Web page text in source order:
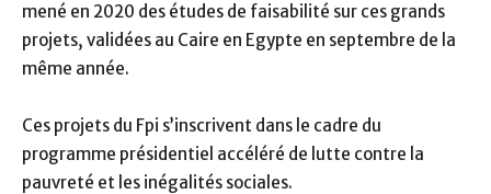
mené en 2020 des études de faisabilité sur ces grands
projets, validées au Caire en Egypte en septembre de la
même année.
Ces projets du Fpi s’inscrivent dans le cadre du
programme présidentiel accéléré de lutte contre la
pauvreté et les inégalités sociales.